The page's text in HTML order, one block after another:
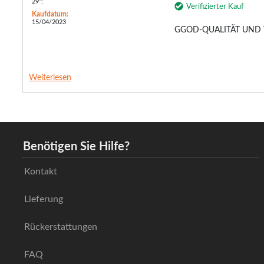
Kaufdatum:
15/04/2023
Verifizierter Kauf
GGOD-QUALITÄT UND
Weiterlesen
Benötigen Sie Hilfe?
Kontakt
Lieferung
Rückerstattungen
FAQ